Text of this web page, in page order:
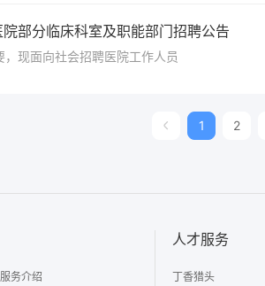
部分临床科室及职能部门招聘公告
，现面向社会招聘医院工作人员
1 2
服务介绍
人才服务
丁香猎头